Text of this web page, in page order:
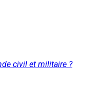
civil et militaire ?